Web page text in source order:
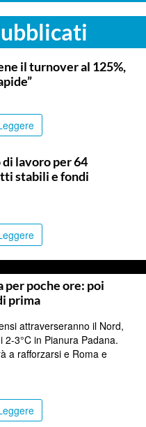
il turnover al 125%,
lavoro per 64
stabili e fondi
per poche ore: poi
prima
attraverseranno il Nord,
2-3°C in Pianura Padana.
a rafforzarsi e Roma e